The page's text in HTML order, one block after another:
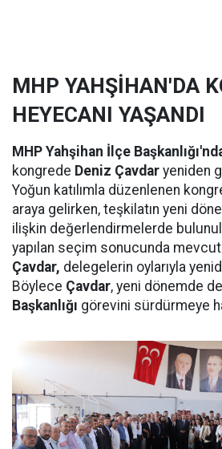
MHP YAHŞİHAN'DA
HEYECANI YAŞANDI
MHP Yahşihan İlçe
kongrede Deniz Çavdar yeniden
Yoğun katılımla düzenlenen
araya gelirken, teşkilatın yeni
ilişkin değerlendirmelerde
yapılan seçim sonucunda mevcut
Çavdar, delegelerin oylarıyla
Böylece Çavdar, yeni dönemde de
Başkanlığı görevini sürdürmeye